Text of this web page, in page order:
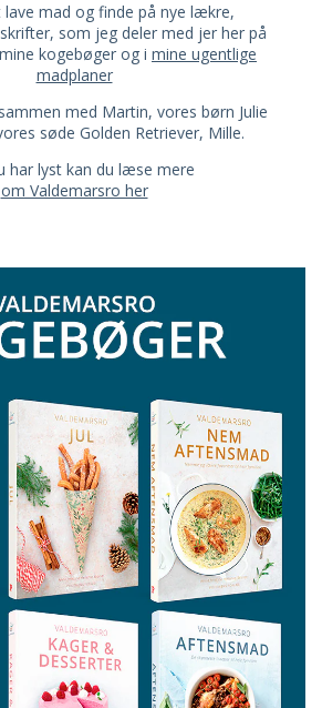
lave mad og finde på nye lækre,
som jeg deler med jer her på
kogebøger og i mine ugentlige
madplaner
med Martin, vores børn Julie
søde Golden Retriever, Mille.
har lyst kan du læse mere
om Valdemarsro her